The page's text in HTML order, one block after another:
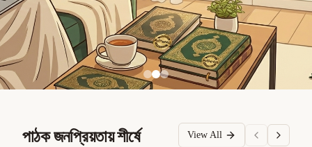
পাঠক জনপ্রিয়তায় শীর্ষে View All